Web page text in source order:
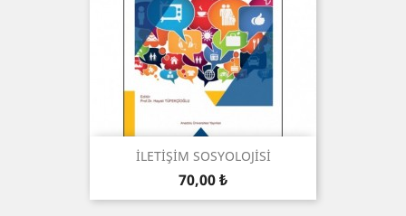
İLETİŞİM SOSYOLOJİSİ
Preis
70,00 ₺